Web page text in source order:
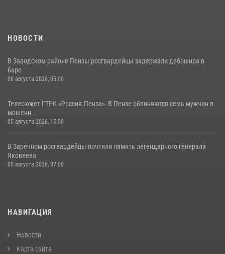
НОВОСТИ
В Заводском районе Пензы росгвардейцы задержали дебошира в
баре
06 августа 2026, 05:00
Телесюжет ГТРК «Россия.Пенза»: В Пензе обвиняются семь мужчин в
мошенн...
05 августа 2026, 15:50
В Заречном росгвардейцы почтили память легендарного генерала
Яковлева
05 августа 2026, 07:00
НАВИГАЦИЯ
Новости
Карта сайта